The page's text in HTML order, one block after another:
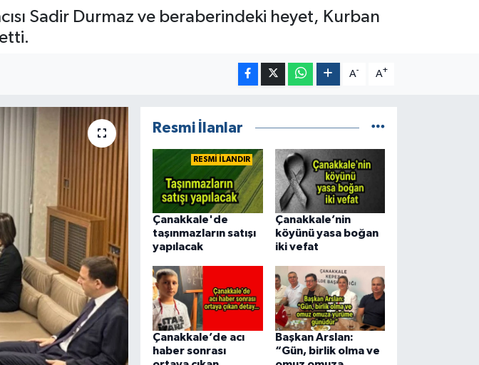
BITCOIN
64.602,05
0.69
Sadir Durmaz ve beraberindeki heyet, Kurban
A- A+
Resmi İlanlar
RESMİ İLANDIR
Çanakkale'de
taşınmazların satışı
yapılacak
Çanakkale’nin
köyünü yasa boğan
iki vefat
Çanakkale’de acı
haber sonrası
Başkan Arslan:
“Gün, birlik olma ve